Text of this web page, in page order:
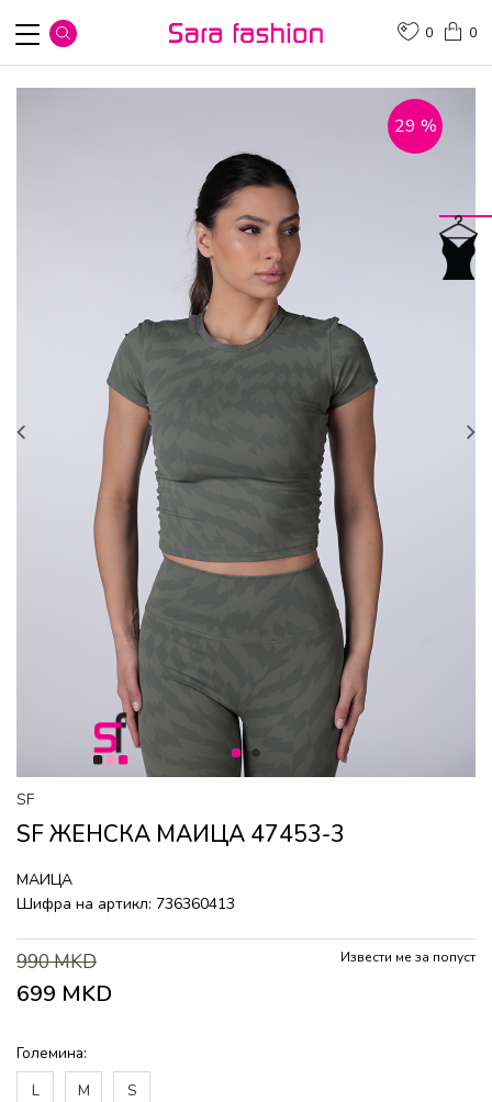
0
0
1 2
29 %
SF
SF ЖЕНСКА МАИЦА 47453-3
МАИЦА
Шифра на артикл: 736360413
990MKD
699 MKD
Извести ме за попуст
Големина:
L
M S